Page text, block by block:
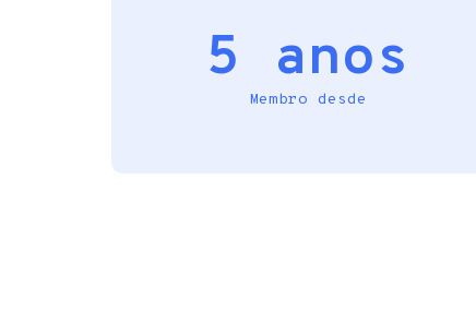
5 anos
Membro desde